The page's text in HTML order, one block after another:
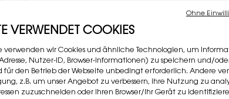
Wähle
12
204
VERWENDET COOKIES
verwenden wir Cookies und ähnliche Technologien, um
Adresse, Nutzer-ID, Browser-Informationen) zu speichern und/
für den Betrieb der Webseite unbedingt erforderlich. Andere
z.B. um unser Angebot zu verbessern, ihre Nutzung zu
zuzuschneiden oder Ihren Browser/Ihr Gerät zu
Ohne